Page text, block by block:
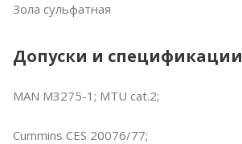
Зола сульфатная
Допуски и спецификации
MAN M3275-1; MTU cat.2;
Cummins CES 20076/77;